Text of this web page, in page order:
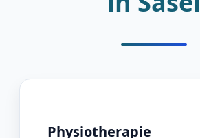
Physiotherapie